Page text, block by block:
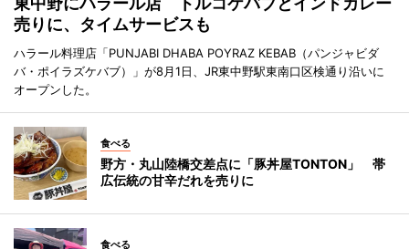
売りに、タイムサービスも
ハラール料理店「PUNJABI DHABA POYRAZ KEBAB（パンジャビダ
バ・ポイラズケバブ）」が8月1日、JR東中野駅東南口区検通り沿いに
オープンした。
食べる
野方・丸山陸橋交差点に「豚丼屋TONTON」 帯
広伝統の甘辛だれを売りに
食べる